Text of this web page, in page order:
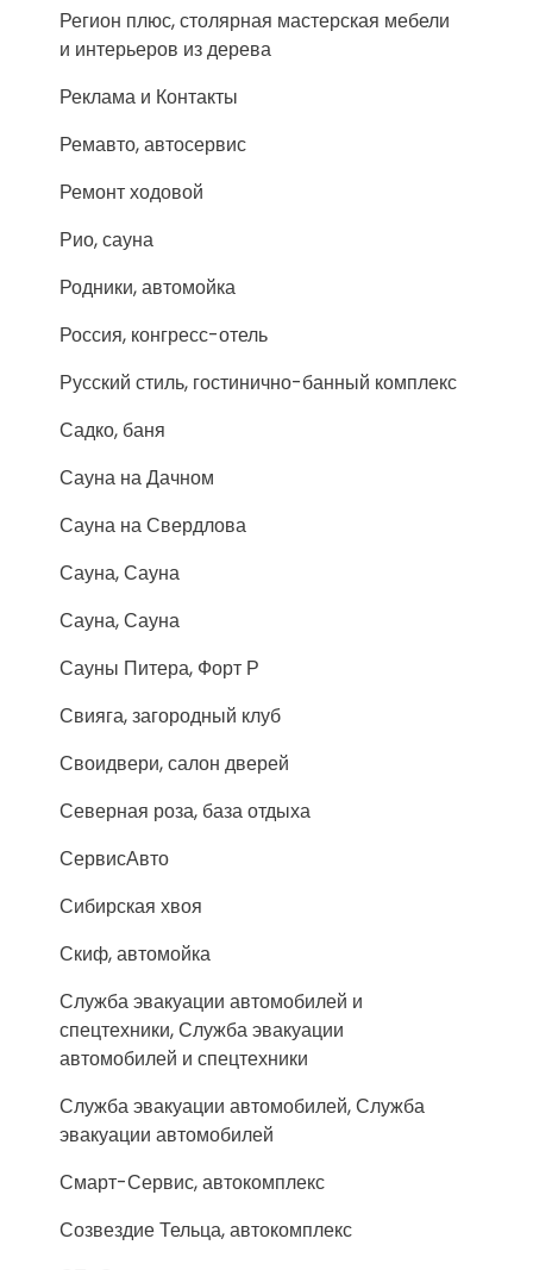
Регион плюс, столярная мастерская мебели
и интерьеров из дерева
Реклама и Контакты
Ремавто, автосервис
Ремонт ходовой
Рио, сауна
Родники, автомойка
Россия, конгресс-отель
Русский стиль, гостинично-банный комплекс
Садко, баня
Сауна на Дачном
Сауна на Свердлова
Сауна, Сауна
Сауна, Сауна
Сауны Питера, Форт Р
Свияга, загородный клуб
Своидвери, салон дверей
Северная роза, база отдыха
СервисАвто
Сибирская хвоя
Скиф, автомойка
Служба эвакуации автомобилей и
спецтехники, Служба эвакуации
автомобилей и спецтехники
Служба эвакуации автомобилей, Служба
эвакуации автомобилей
Смарт-Сервис, автокомплекс
Созвездие Тельца, автокомплекс